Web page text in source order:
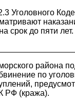
Уголовного
срок до пяти лет.
района
по
РФ (кража).